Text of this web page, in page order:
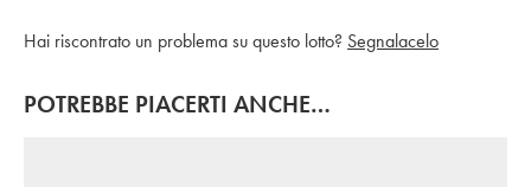
Hai riscontrato un problema su questo lotto? Segnalacelo
POTREBBE PIACERTI ANCHE…